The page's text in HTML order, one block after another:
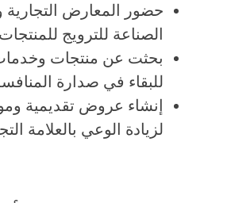
حضور المعارض التجارية
الصناعة للترويج
بحثت عن منتجات
للبقاء في صدارة
إنشاء عروض تقديمية
لزيادة الوعي بالعلامة